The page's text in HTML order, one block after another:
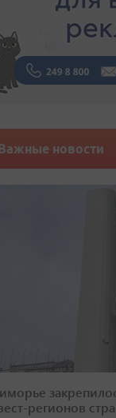
новости
регионов